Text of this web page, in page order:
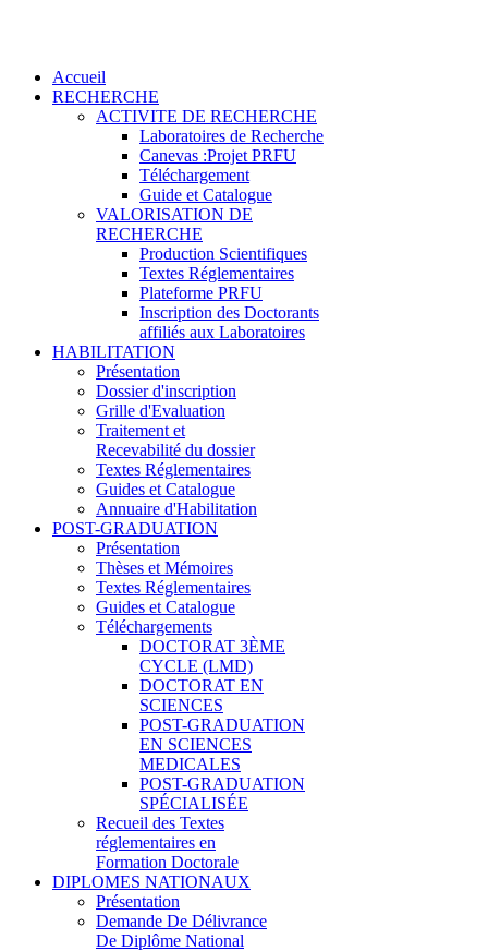
Accueil
RECHERCHE
ACTIVITE DE RECHERCHE
Laboratoires de Recherche
Canevas :Projet PRFU
Téléchargement
Guide et Catalogue
VALORISATION DE
RECHERCHE
Production Scientifiques
Textes Réglementaires
Plateforme PRFU
Inscription des Doctorants
affiliés aux Laboratoires
HABILITATION
Présentation
Dossier d'inscription
Grille d'Evaluation
Traitement et
Recevabilité du dossier
Textes Réglementaires
Guides et Catalogue
Annuaire d'Habilitation
POST-GRADUATION
Présentation
Thèses et Mémoires
Textes Réglementaires
Guides et Catalogue
Téléchargements
DOCTORAT 3ÈME
CYCLE (LMD)
DOCTORAT EN
SCIENCES
POST-GRADUATION
EN SCIENCES
MEDICALES
POST-GRADUATION
SPÉCIALISÉE
Recueil des Textes
réglementaires en
Formation Doctorale
DIPLOMES NATIONAUX
Présentation
Demande De Délivrance
De Diplôme National